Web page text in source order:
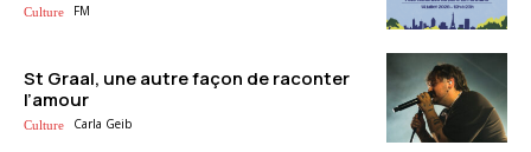
Culture FM
St Graal, une autre façon de raconter
l’amour
Culture Carla Geib